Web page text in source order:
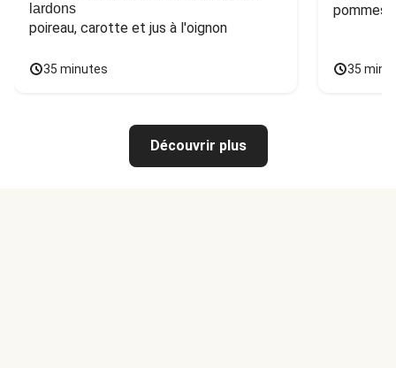
lardons
poireau, carotte et jus à l'oignon
35 minutes
pommes
35
Découvrir plus